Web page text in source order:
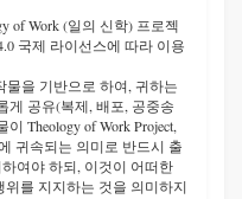
of Work (일의 신학) 프로젝
국제 라이선스에 따라 이용
물을 기반으로 하여, 귀하는
게 공유(복제, 배포, 공중송
Theology of Work Project,
귀속되는 의미로 반드시 출
여야 하되, 이것이 어떠한
를 지지하는 것을 의미하지